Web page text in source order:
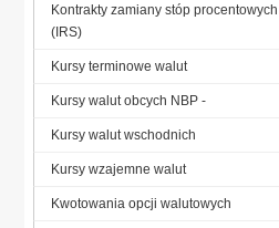
Kontrakty zamiany stóp procentowych
(IRS)
Kursy terminowe walut
Kursy walut obcych NBP -
Kursy walut wschodnich
Kursy wzajemne walut
Kwotowania opcji walutowych